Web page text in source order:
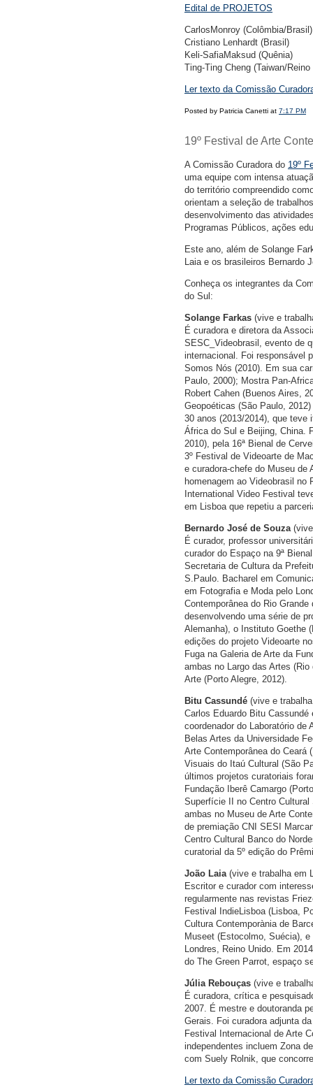
Edital de PROJETOS
CarlosMonroy (Colômbia/Brasil)
Cristiano Lenhardt (Brasil)
Keli-SafiaMaksud (Quênia)
Ting-Ting Cheng (Taiwan/Reino
Ler texto da Comissão
Posted by Patricia Canetti at 7:17 PM
19º Festival de Arte
A Comissão Curadora do 19º
uma equipe com intensa
do território compreendido
orientam a seleção de
desenvolvimento das
Programas Públicos, ações
Este ano, além de Solange
Laia e os brasileiros Bernardo
Conheça os integrantes da
do Sul:
Solange Farkas (vive e
É curadora e diretora da
SESC_Videobrasil, evento de
internacional. Foi responsável
Somos Nós (2010). Em sua
Paulo, 2000); Mostra Pan-
Robert Cahen (Buenos Aires,
Geopoéticas (São Paulo,
30 anos (2013/2014), que teve
África do Sul e Beijing, China.
2010), pela 16ª Bienal de
3º Festival de Videoarte de
e curadora-chefe do Museu de
homenagem ao Videobrasil
International Video Festival
em Lisboa que repetiu a
Bernardo José de Souza(vive
É curador, professor
curador do Espaço na 9ª
Secretaria de Cultura da
S.Paulo. Bacharel em
em Fotografia e Moda pelo
Contemporânea do Rio
desenvolvendo uma série de
Alemanha), o Instituto Goethe
edições do projeto Videoarte
Fuga na Galeria de Arte da
ambas no Largo das Artes
Arte (Porto Alegre, 2012).
Bitu Cassundé (vive e
Carlos Eduardo Bitu Cassundé
coordenador do Laboratório
Belas Artes da Universidade
Arte Contemporânea do Ceará
Visuais do Itaú Cultural (São
últimos projetos curatoriais
Fundação Iberê Camargo
Superfície II no Centro
ambas no Museu de Arte
de premiação CNI SESI
Centro Cultural Banco do
curatorial da 5º edição do
João Laia(vive e trabalha em
Escritor e curador com
regularmente nas revistas
Festival IndieLisboa (Lisboa,
Cultura Contemporània de
Museet (Estocolmo, Suécia),
Londres, Reino Unido. Em
do The Green Parrot, espaço
Júlia Rebouças (vive e
É curadora, crítica e
2007. É mestre e doutoranda
Gerais. Foi curadora adjunta
Festival Internacional de Arte
independentes incluem Zona
com Suely Rolnik, que
Ler texto da Comissão